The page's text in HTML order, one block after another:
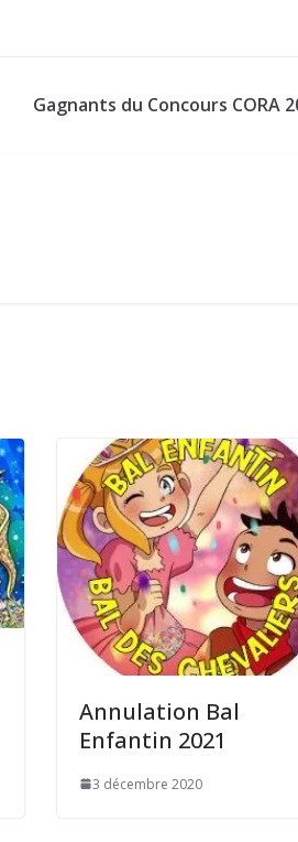
Gagnants du Concours CORA
Annulation Bal
Enfantin 2021
3 décembre 2020